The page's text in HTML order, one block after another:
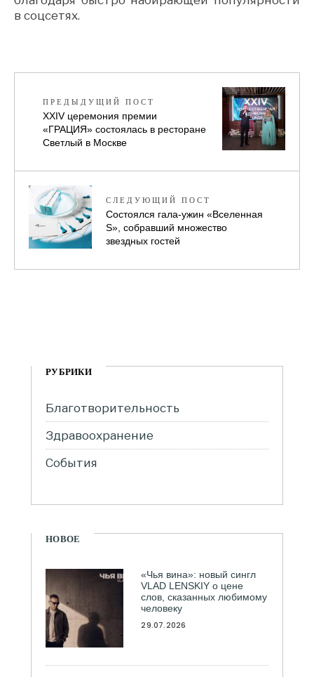
в соцсетях.
ПРЕДЫДУЩИЙ ПОСТ
ХXIV церемония премии
«ГРАЦИЯ» состоялась в ресторане
Светлый в Москве
СЛЕДУЮЩИЙ ПОСТ
Состоялся гала-ужин «Вселенная
S», собравший множество
звездных гостей
РУБРИКИ
Благотворительность
Здравоохранение
События
НОВОЕ
«Чья вина»: новый сингл
VLAD LENSKIY о цене
слов, сказанных любимому
человеку
29.07.2026